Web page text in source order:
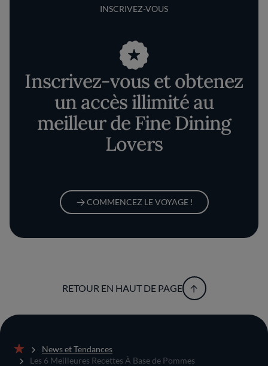
INSCRIVEZ-VOUS
Inscrivez-vous et obtenez
un accès illimité au
meilleur de Fine Dining
Lovers
COMMENCEZ LE VOYAGE !
RETOUR EN HAUT DE PAGE
Accueil
News et Tendances
Les 6 Meilleures Recettes À Base de Pommes